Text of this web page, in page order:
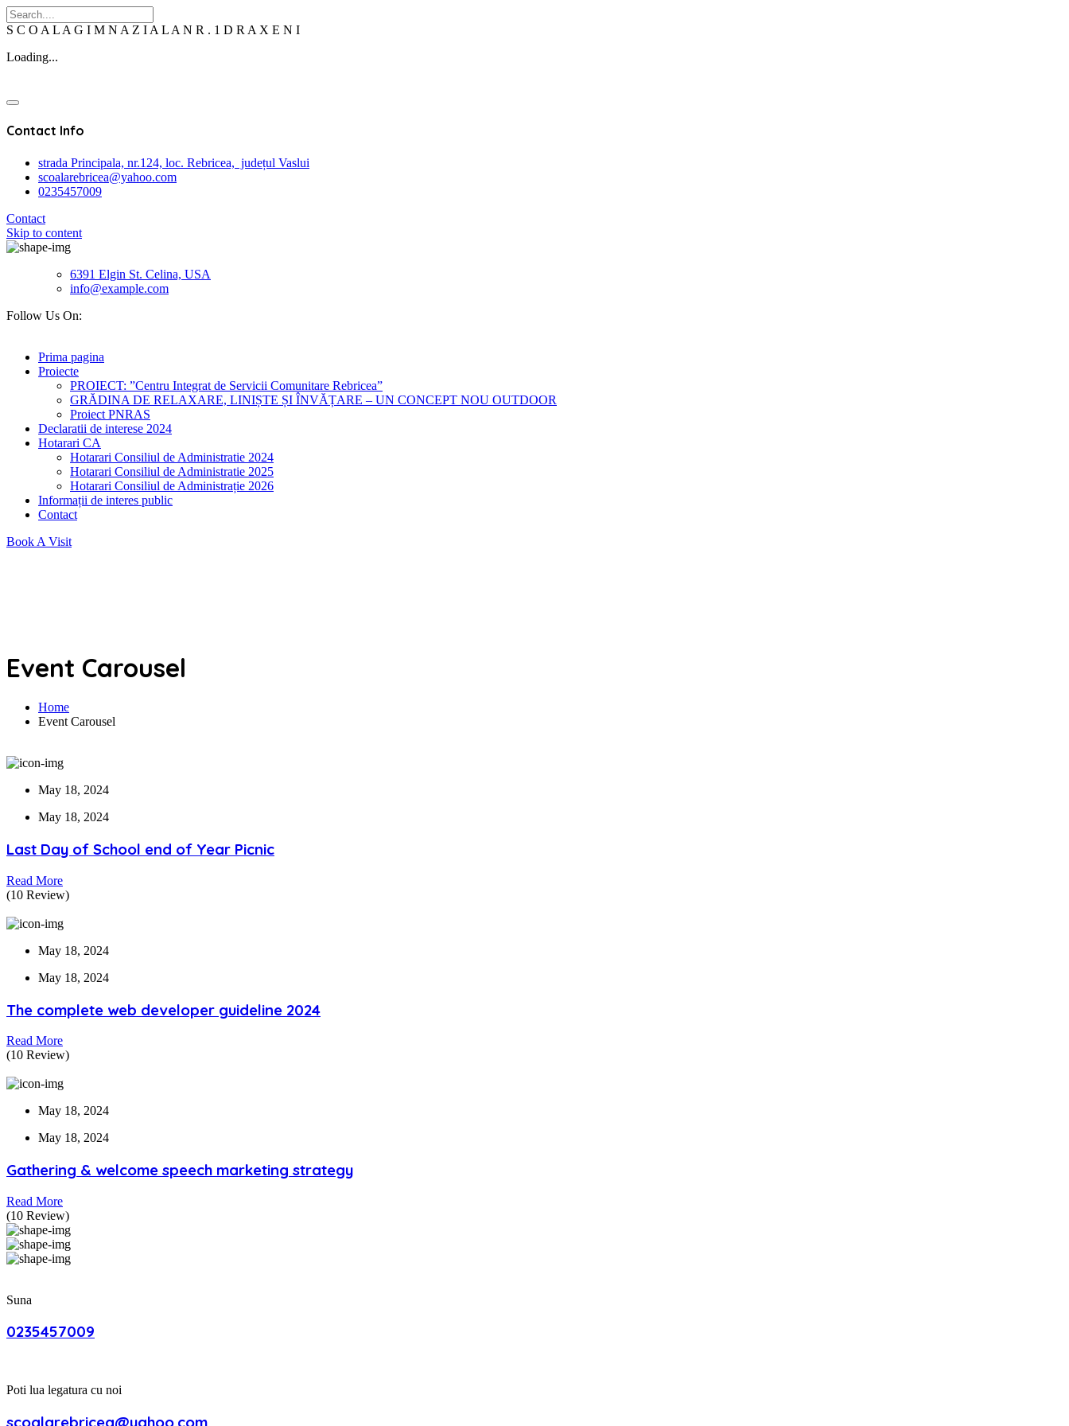
S C O A L A G I M N A Z I A L A N R . 1 D R A X E N I
Loading...
Contact Info
strada Principala, nr.124, loc. Rebricea, județul Vaslui
scoalarebricea@yahoo.com
0235457009
Contact
Skip to content
6391 Elgin St. Celina, USA
info@example.com
Follow Us On:
Prima pagina
Proiecte
PROIECT: ”Centru Integrat de Servicii Comunitare Rebricea”
GRĂDINA DE RELAXARE, LINIȘTE ȘI ÎNVĂȚARE – UN CONCEPT NOU OUTDOOR
Proiect PNRAS
Declaratii de interese 2024
Hotarari CA
Hotarari Consiliul de Administratie 2024
Hotarari Consiliul de Administratie 2025
Hotarari Consiliul de Administrație 2026
Informații de interes public
Contact
Book A Visit
Event Carousel
Home
Event Carousel
May 18, 2024
May 18, 2024
Last Day of School end of Year Picnic
Read More
(10 Review)
May 18, 2024
May 18, 2024
The complete web developer guideline 2024
Read More
(10 Review)
May 18, 2024
May 18, 2024
Gathering & welcome speech marketing strategy
Read More
(10 Review)
Suna
0235457009
Poti lua legatura cu noi
scoalarebricea@yahoo.com